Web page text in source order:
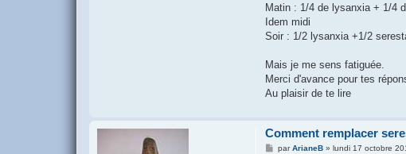
Matin : 1/4 de lysanxia + 1/4
Idem midi
Soir : 1/2 lysanxia +1/2
Mais je me sens fatiguée.
Merci d'avance pour tes
Au plaisir de te lire
Comment remplacer
MparArianeB» lundi 17 octobre